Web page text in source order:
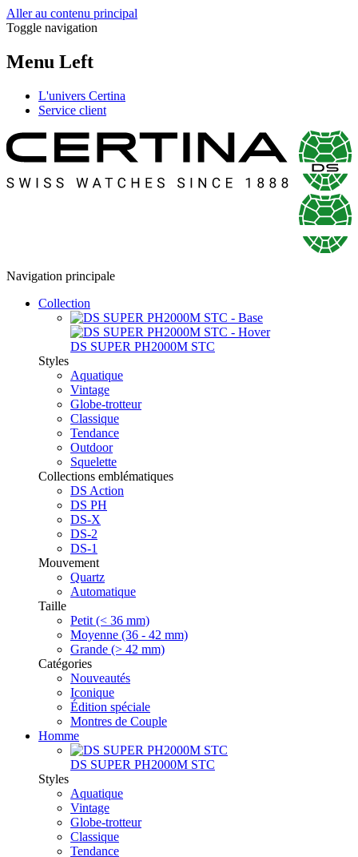
Aller au contenu principal
Toggle navigation
Menu Left
L'univers Certina
Service client
Navigation principale
Collection
DS SUPER PH2000M STC
Styles
Aquatique
Vintage
Globe-trotteur
Classique
Tendance
Outdoor
Squelette
Collections emblématiques
DS Action
DS PH
DS-X
DS-2
DS-1
Mouvement
Quartz
Automatique
Taille
Petit (< 36 mm)
Moyenne (36 - 42 mm)
Grande (> 42 mm)
Catégories
Nouveautés
Iconique
Édition spéciale
Montres de Couple
Homme
DS SUPER PH2000M STC
Styles
Aquatique
Vintage
Globe-trotteur
Classique
Tendance